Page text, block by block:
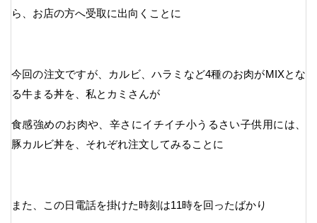
ら、お店の方へ受取に出向くことに
今回の注文ですが、カルビ、ハラミなど4種のお肉がMIXとな
る牛まる丼を、私とカミさんが
食感強めのお肉や、辛さにイチイチ小うるさい子供用には、
豚カルビ丼を、それぞれ注文してみることに
また、この日電話を掛けた時刻は11時を回ったばかり